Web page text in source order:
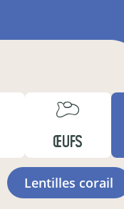
ŒUFS
lentilles corail